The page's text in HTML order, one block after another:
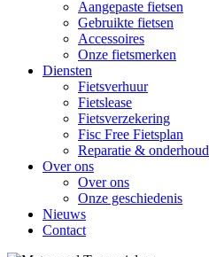
Aangepaste fietsen
Gebruikte fietsen
Accessoires
Onze fietsmerken
Diensten
Fietsverhuur
Fietslease
Fietsverzekering
Fisc Free Fietsplan
Reparatie & onderhoud
Over ons
Over ons
Onze geschiedenis
Nieuws
Contact